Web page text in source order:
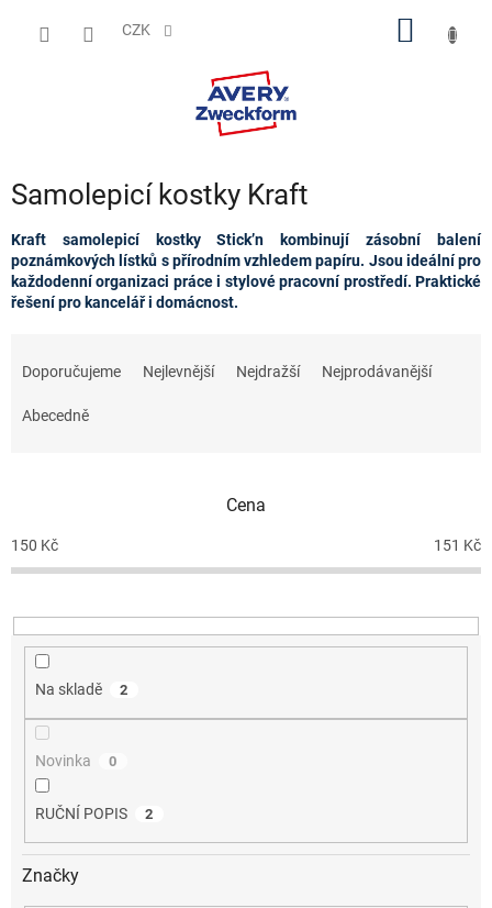
CZK
Samolepicí kostky Kraft
Kraft samolepicí kostky Stick’n kombinují zásobní balení
poznámkových lístků s přírodním vzhledem papíru. Jsou ideální pro
každodenní organizaci práce i stylové pracovní prostředí. Praktické
řešení pro kancelář i domácnost.
o
d
k
t
Doporučujeme Nejlevnější Nejdražší Nejprodávanější
Abecedně
Cena
150 Kč 151 Kč
Na skladě 2
Novinka 0
RUČNÍ POPIS 2
Značky